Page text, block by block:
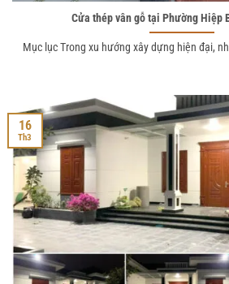
Cửa thép vân gỗ tại Phường Hiệp
Mục lục Trong xu hướng xây dựng hiện đại,
16
Th3